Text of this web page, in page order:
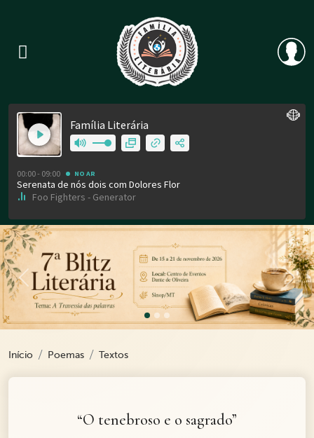
Previous
Início Poemas Textos
“O tenebroso e o sagrado”